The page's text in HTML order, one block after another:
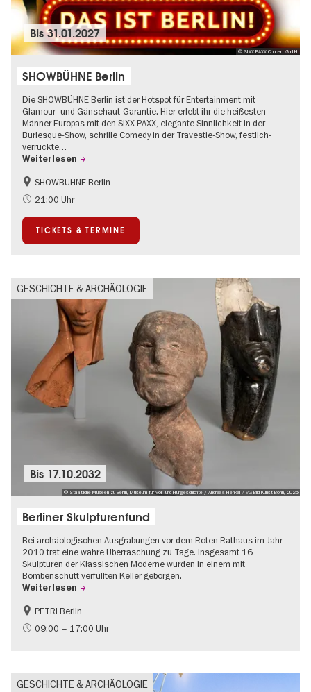
© SIXX PAXX Concert GmbH
Bis31.01.2027
SHOWBÜHNE Berlin
Die SHOWBÜHNE Berlin ist der Hotspot für Entertainment mit
Glamour- und Gänsehaut-Garantie. Hier erlebt ihr die heißesten
Männer Europas mit den SIXX PAXX, elegante Sinnlichkeit in der
Burlesque-Show, schrille Comedy in der Travestie-Show, festlich-
verrückte…
Weiterlesen
Kultursommer
SHOWBÜHNE Berlin
21:00 Uhr
TICKETS & TERMINE
GESCHICHTE & ARCHÄOLOGIE
© Staatliche Museen zu Berlin, Museum für Vor- und Frühgeschichte / Andreas Henkel / VG Bild-Kunst Bonn, 2025
Bis 17.10.2032
Berliner Skulpturenfund
Bei archäologischen Ausgrabungen vor dem Roten Rathaus im Jahr
2010 trat eine wahre Überraschung zu Tage. Insgesamt 16
Skulpturen der Klassischen Moderne wurden in einem mit
Bombenschutt verfüllten Keller geborgen.
Weiterlesen
NS-Geschichte
PETRI Berlin
09:00 – 17:00 Uhr
GESCHICHTE & ARCHÄOLOGIE